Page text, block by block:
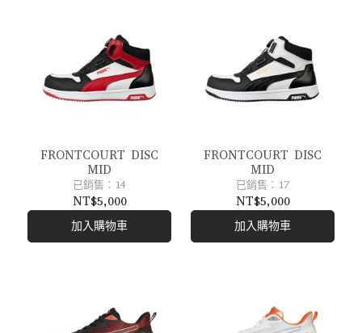
FRONTCOURT DISC
MID
已銷售：14
NT$5,000
加入購物車
FRONTCOURT DISC
MID
已銷售：17
NT$5,000
加入購物車